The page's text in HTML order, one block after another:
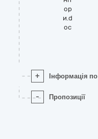
ор
и.d
oc
+ Інформація по
- Пропозиції